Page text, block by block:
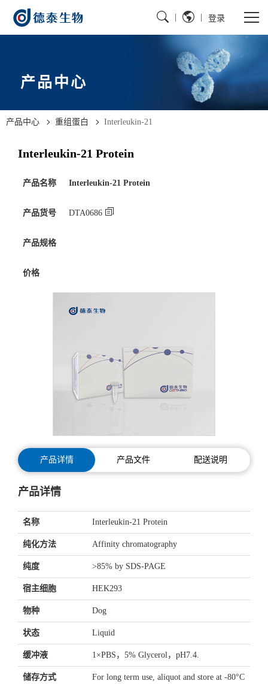
登录
产品中心
产品中心 重组蛋白 Interleukin-21
Interleukin-21 Protein
产品名称 Interleukin-21 Protein
产品货号 DTA0686
产品规格
价格
产品详情 产品文件 配送说明
产品详情
名称 Interleukin-21 Protein
纯化方法 Affinity chromatography
纯度 >85% by SDS-PAGE
宿主细胞 HEK293
物种 Dog
状态 Liquid
缓冲液 1×PBS，5% Glycerol，pH7.4.
储存方式
For long term use, aliquot and store at -80°C